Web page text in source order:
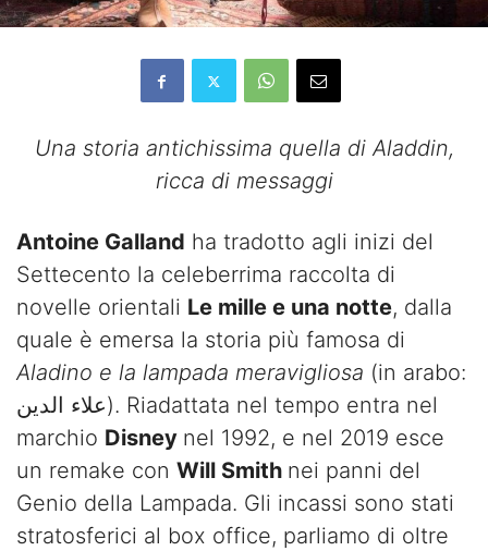
Una storia antichissima quella di Aladdin,
ricca di messaggi
Antoine Galland ha tradotto agli inizi del
Settecento la celeberrima raccolta di
novelle orientali Le mille e una notte, dalla
quale è emersa la storia più famosa di
Aladino e la lampada meravigliosa (in arabo:
علاء الدين). Riadattata nel tempo entra nel
marchio Disney nel 1992, e nel 2019 esce
un remake con Will Smith nei panni del
Genio della Lampada. Gli incassi sono stati
stratosferici al box office, parliamo di oltre